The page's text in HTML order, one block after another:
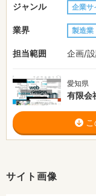
サイト画像
ジャンル 企業サ
業界 製造業
担当範囲 企画/
愛知県
有限会